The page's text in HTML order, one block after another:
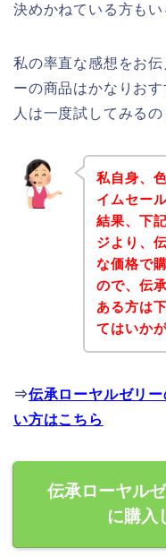
決めかねている方もい
私の率直な感想をお
ーの商品はかなりお
人は一度試してみる
私自身、
イムセー
結果、下
ジより、
な価格で
ので、伝
ある方は
てはいか
⇒伝承ローヤルゼリ
い方はこちら
伝承ローヤル
に購入